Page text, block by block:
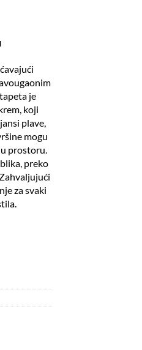
je
koji
plave,
mogu
prostoru.
preko
za svaki